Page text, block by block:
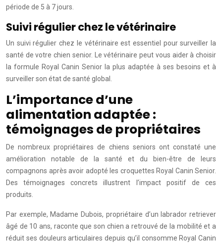
période de 5 à 7 jours.
Suivi régulier chez le vétérinaire
Un suivi régulier chez le vétérinaire est essentiel pour surveiller la
santé de votre chien senior. Le vétérinaire peut vous aider à choisir
la formule Royal Canin Senior la plus adaptée à ses besoins et à
surveiller son état de santé global.
L’importance d’une
alimentation adaptée :
témoignages de propriétaires
De nombreux propriétaires de chiens seniors ont constaté une
amélioration notable de la santé et du bien-être de leurs
compagnons après avoir adopté les croquettes Royal Canin Senior.
Des témoignages concrets illustrent l’impact positif de ces
produits.
Par exemple, Madame Dubois, propriétaire d’un labrador retriever
âgé de 10 ans, raconte que son chien a retrouvé de la mobilité et a
réduit ses douleurs articulaires depuis qu’il consomme Royal Canin